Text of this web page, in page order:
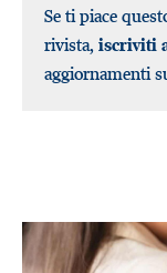
Se ti piace
rivista, iscriviti
aggiornamenti